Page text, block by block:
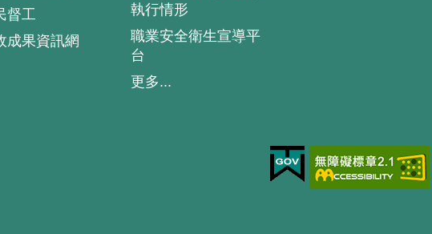
督工
成果資訊網
執行情形
職業安全衛生宣導平
台
更多...